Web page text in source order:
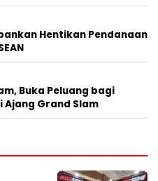
Hentikan Pendanaan
Buka Peluang bagi
Ajang Grand Slam